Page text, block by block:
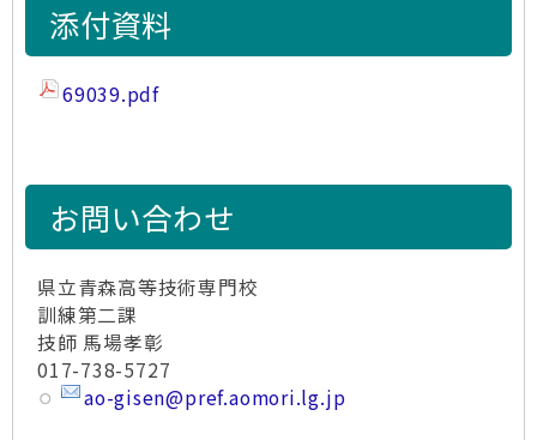
添付資料
69039.pdf
お問い合わせ
県立青森高等技術専門校
訓練第二課
技師 馬場孝彰
017-738-5727
ao-gisen@pref.aomori.lg.jp